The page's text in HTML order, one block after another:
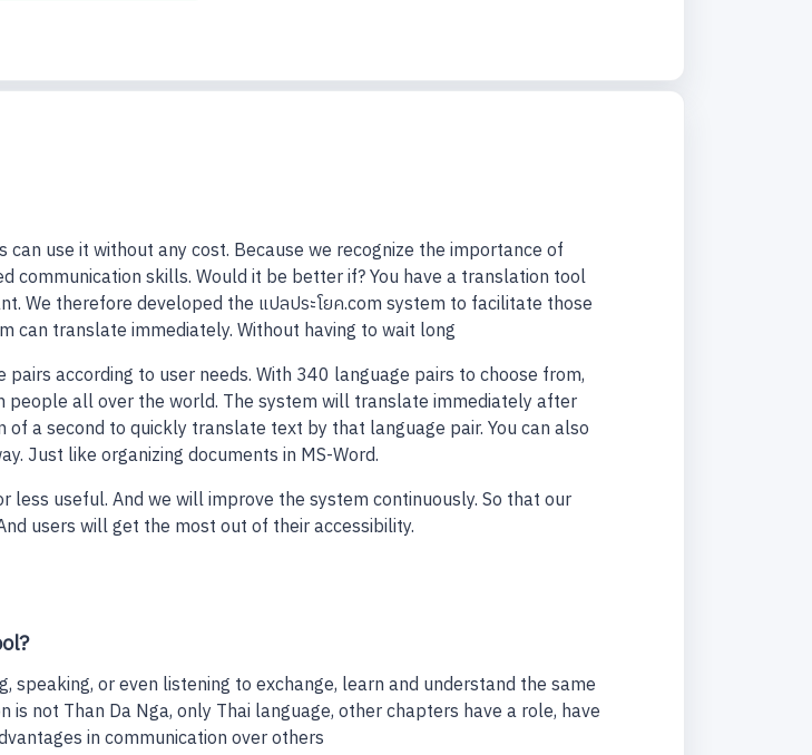
use it without any cost. Because we recognize the importance of
communication skills. Would it be better if? You have a translation tool
We therefore developed the แปลประโยค.com system to facilitate those
can translate immediately. Without having to wait long
according to user needs. With 340 language pairs to choose from,
all over the world. The system will translate immediately after
a second to quickly translate text by that language pair. You can also
Just like organizing documents in MS-Word.
less useful. And we will improve the system continuously. So that our
users will get the most out of their accessibility.
speaking, or even listening to exchange, learn and understand the same
is not Than Da Nga, only Thai language, other chapters have a role, have
in communication over others